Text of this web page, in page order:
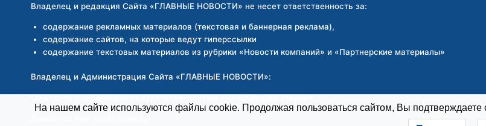
Владелец и редакция Сайта «ГЛАВНЫЕ НОВОСТИ» не несет ответственность за:
содержание рекламных материалов (текстовая и баннерная реклама),
содержание сайтов, на которые ведут гиперссылки
содержание текстовых материалов из рубрики «Новости компаний» и «Партнерские материалы»
Владелец и Администрация Сайта «ГЛАВНЫЕ НОВОСТИ»:
Общество с ограниченной ответственностью «Новосибирск Медиа»
На нашем сайте используются файлы cookie. Продолжая пользоваться сайтом, Вы подтверждаете